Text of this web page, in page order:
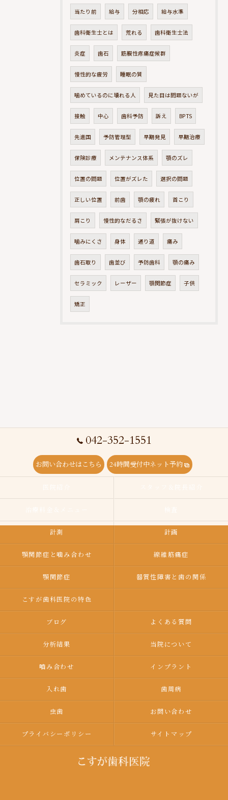
当たり前 給与 分相応 給与水準
歯科衛生士とは 荒れる 歯科衛生士法
炎症 歯石 筋膜性疼痛症候群
慢性的な疲労 睡眠の質
噛めているのに壊れる人 見た目は問題ないが
接触 中心 歯科予防 訴え BPTS
先進国 予防管理型 早期発見 早期治療
保険診療 メンテナンス体系 顎のズレ
位置の問題 位置がズレた 選択の問題
正しい位置 前歯 顎の疲れ 首こり
肩こり 慢性的なだるさ 緊張が抜けない
噛みにくさ 身体 通り道 痛み
歯石取り 歯並び 予防歯科 顎の痛み
セラミック レーザー 顎関節症 子供
矯正
042-352-1551
お問い合わせはこちら 24時間受付中ネット予約
計測 計画
顎関節症と噛み合わせ 線維筋痛症
顎関節症 器質性障害と歯の関係
こすが歯科医院の特色
ブログ よくある質問
分析結果 当院について
嚙み合わせ インプラント
入れ歯 歯周病
虫歯 お問い合わせ
プライバシーポリシー サイトマップ